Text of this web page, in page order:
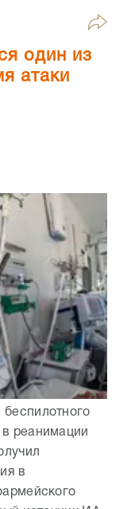
один из
атаки
в реанимации
в